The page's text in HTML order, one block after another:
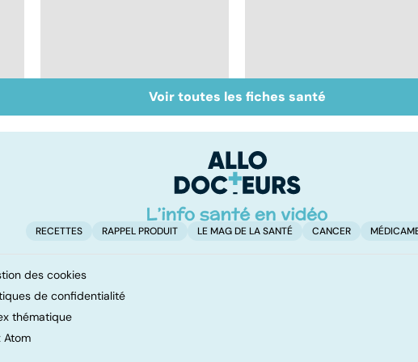
Huntington : une
Tout savoir sur le
cerveau
Voir toutes les fiches santé
RECETTES RAPPEL PRODUIT LE MAG DE LA SANTÉ CANCER
des cookies
de confidentialité
thématique
Atom